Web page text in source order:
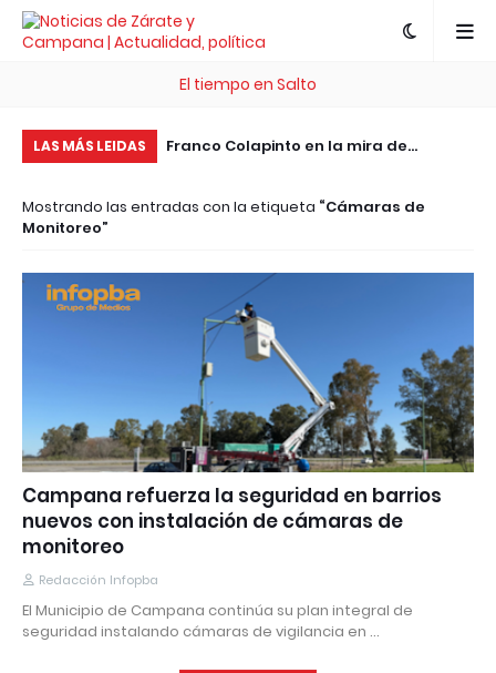
El tiempo en Salto
LAS MÁS LEIDAS
25 años
Franco Colapinto en la mira de
oportunidad histórica para el
Mostrando las entradas con la etiqueta Cámaras de
Monitoreo
Campana refuerza la seguridad en barrios
nuevos con instalación de cámaras de
monitoreo
Redacción Infopba
El Municipio de Campana continúa su plan integral de
seguridad instalando cámaras de vigilancia en …